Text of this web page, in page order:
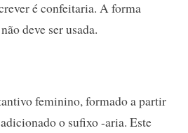
é confeitaria. A forma
deve ser usada.
feminino, formado a partir
o sufixo -aria. Este